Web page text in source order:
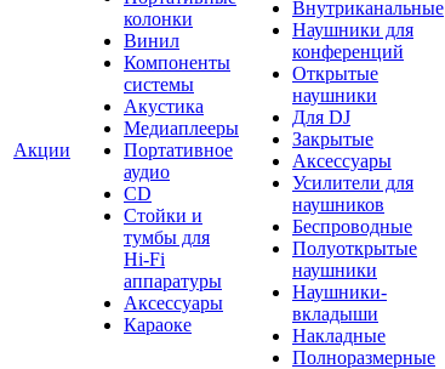
Акции
колонки
Винил
Компоненты
системы
Акустика
Медиаплееры
Портативное
аудио
CD
Стойки и
тумбы для
Hi-Fi
аппаратуры
Аксессуары
Караоке
Внутриканальные
Наушники для
конференций
Открытые
наушники
Для DJ
Закрытые
Аксессуары
Усилители для
наушников
Беспроводные
Полуоткрытые
наушники
Наушники-
вкладыши
Накладные
Полноразмерные